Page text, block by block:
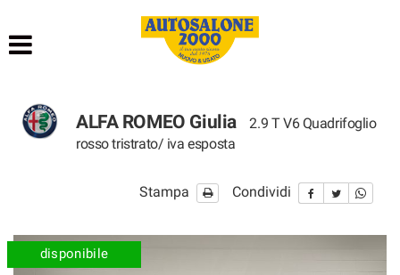
NOLEGGIO BREVE TERMINE
NOLEGGIO LUNGO TERMINE
ACQUISTIAMO USATO
ALFA ROMEO Giulia
2.9 T V6 Quadrifoglio
rosso tristrato/ iva esposta
Stampa Condividi
disponibile